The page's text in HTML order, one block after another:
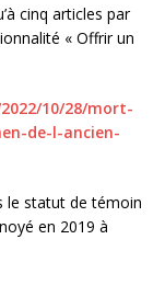
cinq articles par
« Offrir un
10/28/mort-
de-l-ancien-
le statut de témoin
en 2019 à